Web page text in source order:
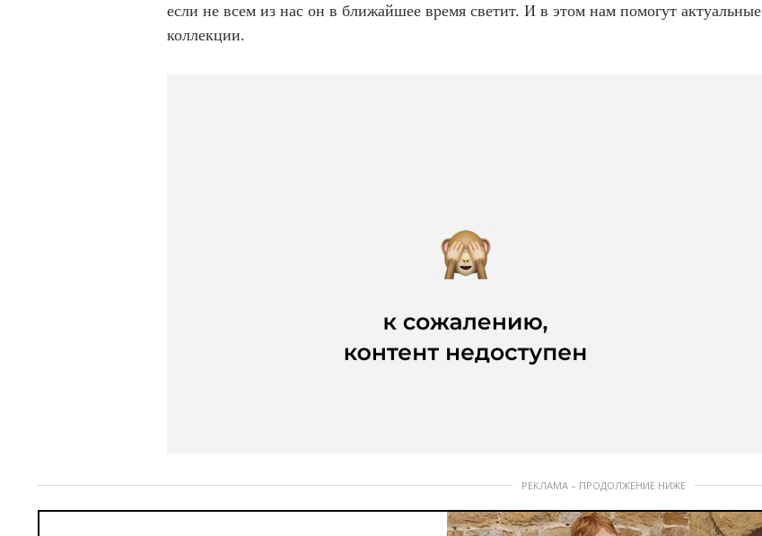
если не всем из нас он в ближайшее время светит. И в этом нам помогут актуальные
коллекции.
РЕКЛАМА – ПРОДОЛЖЕНИЕ НИЖЕ